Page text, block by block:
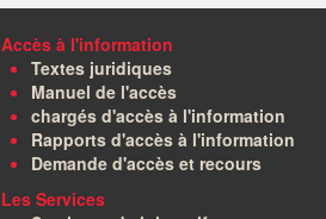
Accès à l'information
Textes juridiques
Manuel de l'accès
chargés d'accès à l'information
Rapports d'accès à l'information
Demande d'accès et recours
Les Services